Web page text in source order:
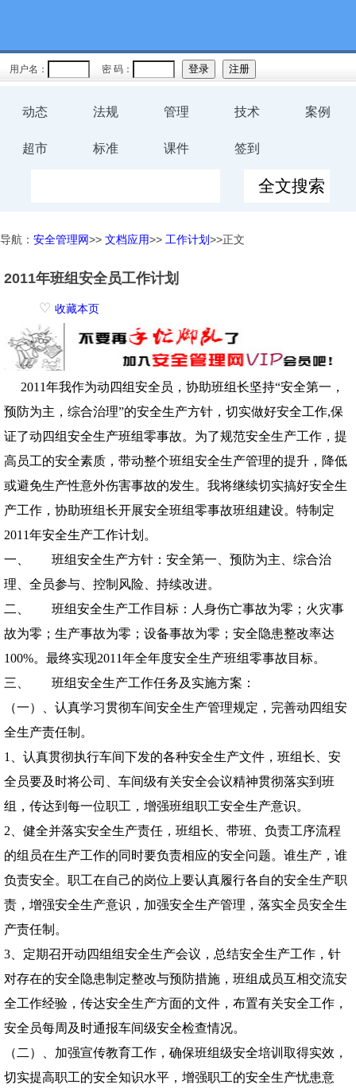
用户名： 密 码：
动态 法规 管理 技术 案例
超市 标准 课件 签到
导航： 安全管理网>> 文档应用>> 工作计划>>正文
2011年班组安全员工作计划
♡ 收藏本页
2011年我作为动四组安全员，协助班组长坚持“安全第一，
预防为主，综合治理”的安全生产方针，切实做好安全工作,保
证了动四组安全生产班组零事故。为了规范安全生产工作，提
高员工的安全素质，带动整个班组安全生产管理的提升，降低
或避免生产性意外伤害事故的发生。我将继续切实搞好安全生
产工作，协助班组长开展安全班组零事故班组建设。特制定
2011年安全生产工作计划。
一、
班组安全生产方针：安全第一、预防为主、综合治
理、全员参与、控制风险、持续改进。
二、
班组安全生产工作目标：人身伤亡事故为零；火灾事
故为零；生产事故为零；设备事故为零；安全隐患整改率达
100%。最终实现2011年全年度安全生产班组零事故目标。
三、
班组安全生产工作任务及实施方案：
（一）、认真学习贯彻车间安全生产管理规定，完善动四组安
全生产责任制。
1
、认真贯彻执行车间下发的各种安全生产文件，班组长、安
全员要及时将公司、车间级有关安全会议精神贯彻落实到班
组，传达到每一位职工，增强班组职工安全生产意识。
2 、健全并落实安全生产责任，班组长、带班、负责工序流程
的组员在生产工作的同时要负责相应的安全问题。谁生产，谁
负责安全。职工在自己的岗位上要认真履行各自的安全生产职
责，增强安全生产意识，加强安全生产管理，落实全员安全生
产责任制。
3 、定期召开动四组组安全生产会议，总结安全生产工作，针
对存在的安全隐患制定整改与预防措施，班组成员互相交流安
全工作经验，传达安全生产方面的文件，布置有关安全工作，
安全员每周及时通报车间级安全检查情况。
（二）、加强宣传教育工作，确保班组级安全培训取得实效，
切实提高职工的安全知识水平，增强职工的安全生产忧患意